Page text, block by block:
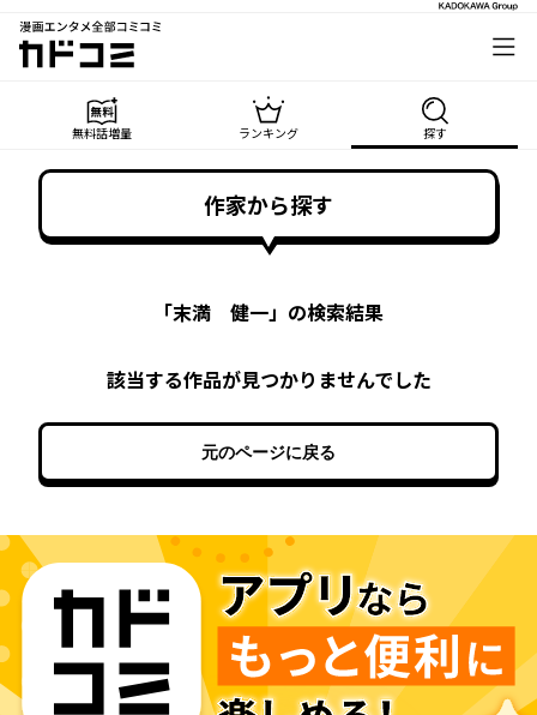
漫画エンタメ全部コミコミ
カドコミ
無料話増量 ランキング 探す
作家から探す
「末満 健一」の検索結果
該当する作品が見つかりませんでした
元のページに戻る